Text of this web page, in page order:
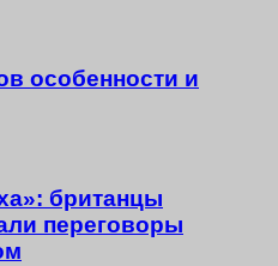
особенности и
британцы
переговоры